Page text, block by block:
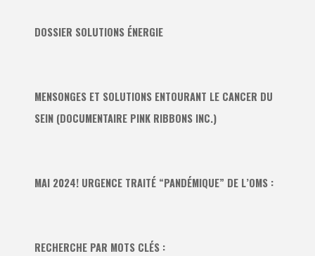
DOSSIER SOLUTIONS ÉNERGIE
MENSONGES ET SOLUTIONS ENTOURANT LE CANCER DU
SEIN (DOCUMENTAIRE PINK RIBBONS INC.)
MAI 2024! URGENCE TRAITÉ “PANDÉMIQUE” DE L’OMS :
RECHERCHE PAR MOTS CLÉS :